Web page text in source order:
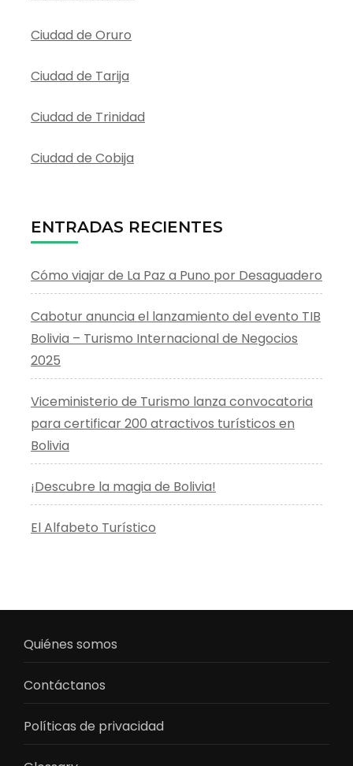
Ciudad de Oruro
Ciudad de Tarija
Ciudad de Trinidad
Ciudad de Cobija
ENTRADAS RECIENTES
Cómo viajar de La Paz a Puno por Desaguadero
Cabotur anuncia el lanzamiento del evento TIB
Bolivia – Turismo Internacional de Negocios
2025
Viceministerio de Turismo lanza convocatoria
para certificar 200 atractivos turísticos en
Bolivia
¡Descubre la magia de Bolivia!
El Alfabeto Turístico
Quiénes somos
Contáctanos
Políticas de privacidad